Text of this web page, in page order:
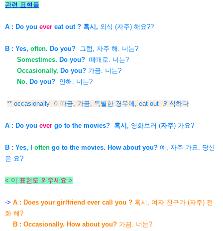
관련 표현들
A : Do you ever eat out ? 혹시, 외식 (자주) 해요??
B : Yes, often. Do you? 그럼, 자주 해. 너는?
Somestimes. Do you? 때때로. 너는?
Occasionally. Do you? 가끔. 너는?
No. Do you? 안해. 너는?
** occasionally 이따금, 가끔, 특별한 경우에, eat out 외식하다
A : Do you ever go to the movies? 혹시 , 영화보러 (자주) 가요?
B : Yes, I often go to the movies. How about you? 예, 자주 가요. 당신
은 요?
< 이 표현도 외우세요 >
-> A : Does your girlfriend ever call you ? 혹시, 여자 친구가 (자주) 전
화 해?
B : Occasionally. How about you? 가끔. 너는?